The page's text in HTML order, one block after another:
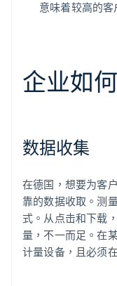
意味着较高的客
企业如
数据收集
在德国，想要为客
靠的数据收取。测
式。从点击和下载
量，不一而足。在
计量设备，且必须